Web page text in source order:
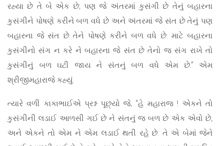
રહ્યા છે તે બે એક છે; પણ જે અંતરમાં કુસંગી છે તેનું બહારના
કુસંગીને પોષણે કરીને બળ વધે છે અને અંતરમાં જે સંત છે તેનું પણ
બહારના જે સંત છે તેને પોષણે કરીને બળ વધે છે. માટે બહારના
કુસંગીનો સંગ ન કરે ને બહારના જે સંત છે તેનો જ સંગ રાખે તો
કુસંગીનું બળ ઘટી જાય ને સંતનું બળ વધે એમ છે.” એમ
શ્રીજીમહારાજે કહ્યું.
ત્યારે વળી કાકાભાઈએ પ્રશ્ન પૂછ્યો જે, “હે મહારાજ ! એકને તો
કુસંગીની લડાઈ આળસી ગઈ છે ને સંતનું જ બળ છે એક એવો છે,
અને એકને તો એમ ને એમ લડાઈ થતી રહે છે. તે એ બેમાં જેને